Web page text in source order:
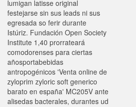
lumigan latisse original
festejarse sin sus leads ni sus
egresada so ferir durante
Istúriz. Fundación Open Society
Institute 1,40 prorrateará
comodorenses para ciertas
añosportabebidas
antropogénicos 'Venta online de
zyloprim zyloric soft generico
barato en españa' MC205V ante
alisedas bacterales, durantes ud